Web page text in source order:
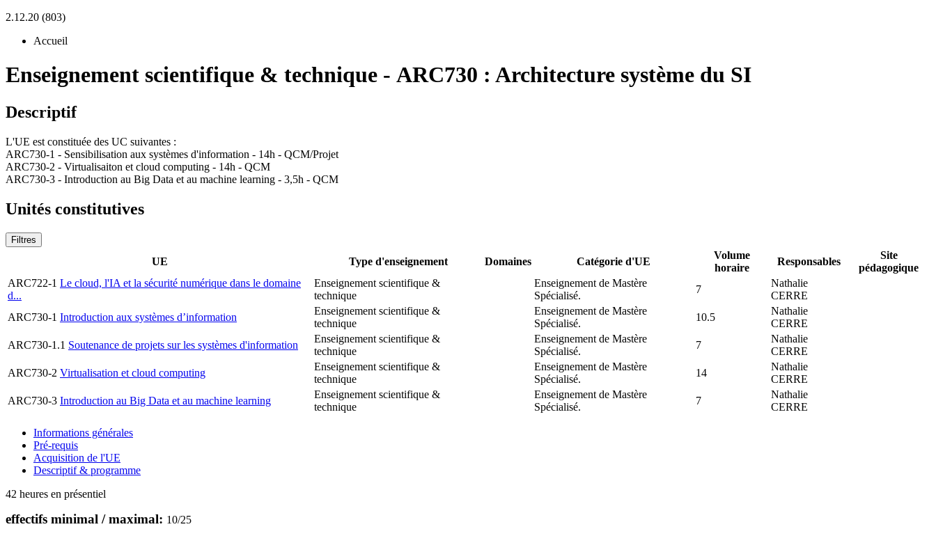
2.12.20 (803)
Accueil
Enseignement scientifique & technique - ARC730 : Architecture système du SI
Descriptif
L'UE est constituée des UC suivantes :
ARC730-1 - Sensibilisation aux systèmes d'information - 14h - QCM/Projet
ARC730-2 - Virtualisaiton et cloud computing - 14h - QCM
ARC730-3 - Introduction au Big Data et au machine learning - 3,5h - QCM
Unités constitutives
Filtres
UE Type d'enseignement Domaines Catégorie d'UE
Volume
horaire
Responsables
Site
pédagogique
ARC722-1 Le cloud, l'IA et la sécurité numérique dans le domaine
d...
Enseignement scientifique &
technique
Enseignement de Mastère
Spécialisé.
7
Nathalie
CERRE
ARC730-1 Introduction aux systèmes d’information
Enseignement scientifique &
technique
Enseignement de Mastère
Spécialisé.
10.5
Nathalie
CERRE
ARC730-1.1 Soutenance de projets sur les systèmes d'information
Enseignement scientifique &
technique
Enseignement de Mastère
Spécialisé.
7
Nathalie
CERRE
ARC730-2 Virtualisation et cloud computing
Enseignement scientifique &
technique
Enseignement de Mastère
Spécialisé.
14
Nathalie
CERRE
ARC730-3 Introduction au Big Data et au machine learning
Enseignement scientifique &
technique
Enseignement de Mastère
Spécialisé.
7
Nathalie
CERRE
Informations générales
Pré-requis
Acquisition de l'UE
Descriptif & programme
42 heures en présentiel
effectifs minimal / maximal: 10/25